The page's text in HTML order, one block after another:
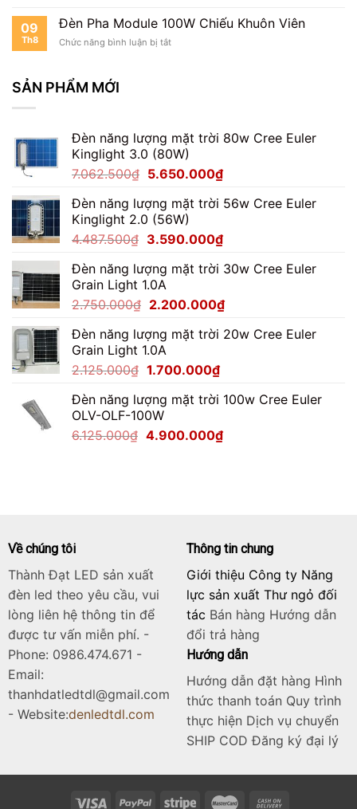
Trường
09
Th8
Đèn Pha Module 100W Chiếu Khuôn Viên
Chức năng bình luận bị tắtở
Viên
SẢN PHẨM MỚI
Đèn năng lượng mặt trời 80w Cree Euler
Kinglight 3.0 (80W)
7.062.500₫ Giá
là:
7.062.500₫.
5.650.000₫Giá
tại
5.650.000₫.
Đèn năng lượng mặt trời 56w Cree Euler
Kinglight 2.0 (56W)
4.487.500₫ Giá
là:
4.487.500₫.
3.590.000₫Giá
tại
3.590.000₫.
Đèn năng lượng mặt trời 30w Cree Euler
Grain Light 1.0A
2.750.000₫ Giá
là:
2.750.000₫.
2.200.000₫Giá
tại
Đèn năng lượng mặt trời 20w Cree Euler
Grain Light 1.0A
2.125.000₫ Giá
là:
2.125.000₫.
1.700.000₫Giá
tại
1.700.000₫.
Đèn năng lượng mặt trời 100w Cree Euler
OLV-OLF-100W
6.125.000₫ Giá
4.900.000₫Giá
Về chúng tôi
Thành Đạt LED sản xuất
đèn led theo yêu cầu, vui
lòng liên hệ thông tin để
được tư vấn miễn phí. -
Phone: 0986.474.671 -
Email:
thanhdatledtdl@gmail.com
- Website:denledtdl.com
Thông tin chung
Giới thiệu Công ty Năng
lực sản xuất Thư ngỏ đối
tác Bán hàng Hướng dẫn
đổi trả hàng
Hướng dẫn
Hướng dẫn đặt hàng Hình
thức thanh toán Quy trình
thực hiện Dịch vụ chuyển
SHIP COD Đăng ký đại lý